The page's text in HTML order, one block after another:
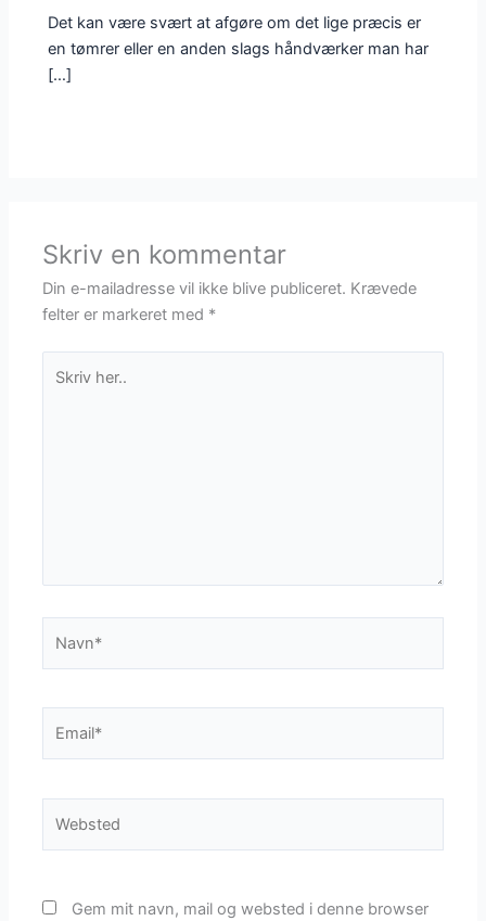
Det kan være svært at afgøre om det lige præcis er
en tømrer eller en anden slags håndværker man har
[…]
Skriv en kommentar
Din e-mailadresse vil ikke blive publiceret. Krævede
felter er markeret med *
her..
Gem mit navn, mail og websted i denne browser